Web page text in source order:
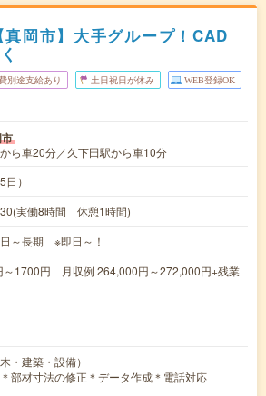
岡市】大手グループ！CAD
別途支給あり 土日祝日が休み WEB登録OK
ら車20分／久下田駅から車10分
）
実働8時間 休憩1時間)
日～長期 ※即日～！
～1700円 月収例 264,000円～272,000円+残業
・建築・設備）
部材寸法の修正＊データ作成＊電話対応